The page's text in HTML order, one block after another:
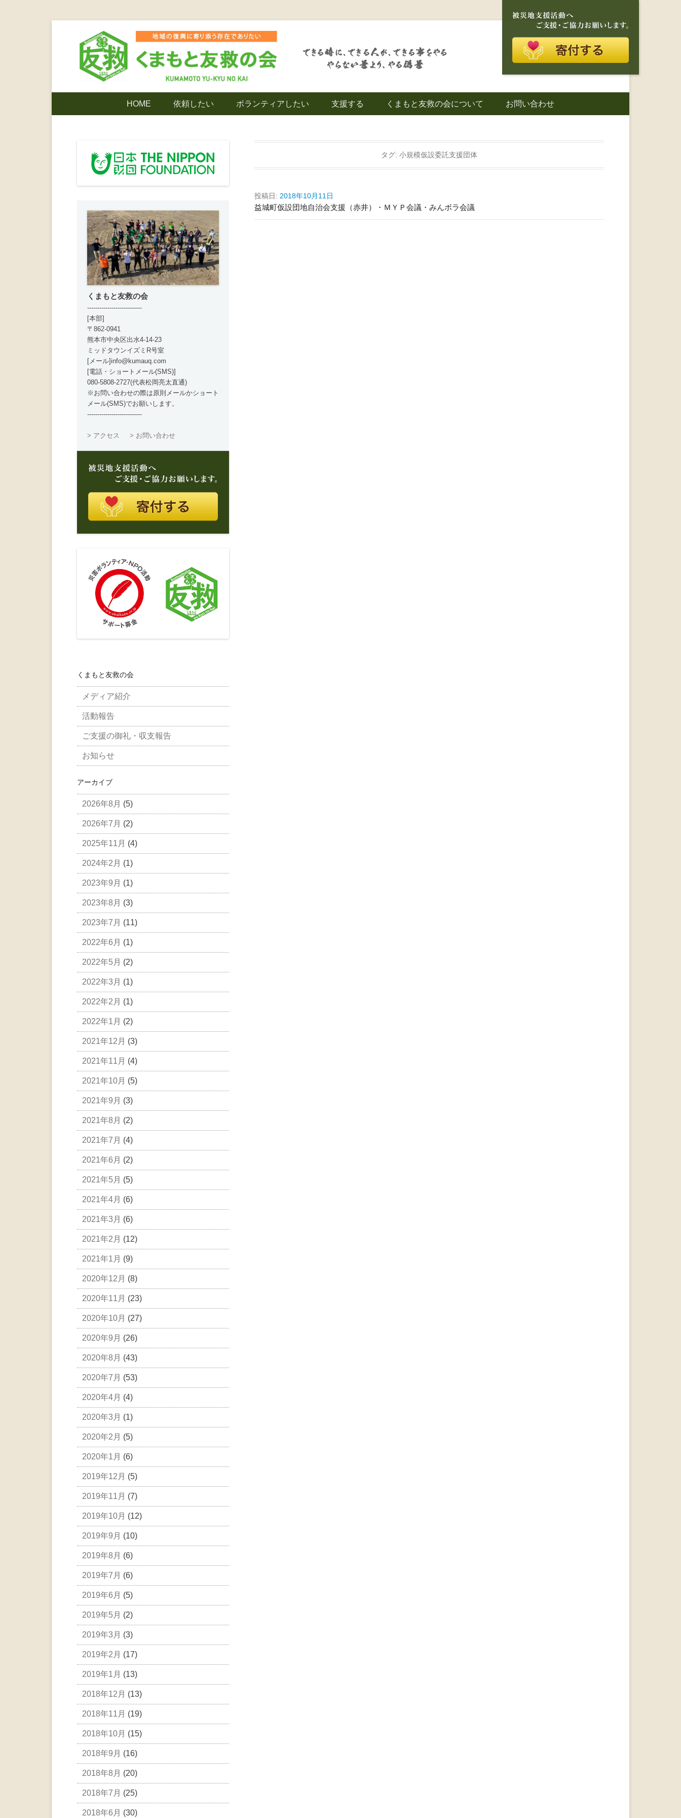
くまもと友救の会｜地域の復興に寄り添う存在
でありたい｜熊本県上益城郡益城町｜災害ボラ
ンティア
HOME 依頼したい ボランティアしたい 支援する くまもと友救の会について お問い合わせ
タグ: 小規模仮設委託支援団体
投稿日: 2018年10月11日
益城町仮設団地自治会支援（赤井）・ＭＹＰ会議・みんボラ会議
くまもと友救の会
---------------------------
[本部]
〒862-0941
熊本市中央区出水4-14-23
ミッドタウンイズミR号室
[メール]info@kumauq.com
[電話・ショートメール(SMS)]
080-5808-2727(代表松岡亮太直通)
※お問い合わせの際は原則メールかショート
メール(SMS)でお願いします。
---------------------------
> アクセス > お問い合わせ
くまもと友救の会
メディア紹介
活動報告
ご支援の御礼・収支報告
お知らせ
アーカイブ
2026年8月 (5)
2026年7月 (2)
2025年11月 (4)
2024年2月 (1)
2023年9月 (1)
2023年8月 (3)
2023年7月 (11)
2022年6月 (1)
2022年5月 (2)
2022年3月 (1)
2022年2月 (1)
2022年1月 (2)
2021年12月 (3)
2021年11月 (4)
2021年10月 (5)
2021年9月 (3)
2021年8月 (2)
2021年7月 (4)
2021年6月 (2)
2021年5月 (5)
2021年4月 (6)
2021年3月 (6)
2021年2月 (12)
2021年1月 (9)
2020年12月 (8)
2020年11月 (23)
2020年10月 (27)
2020年9月 (26)
2020年8月 (43)
2020年7月 (53)
2020年4月 (4)
2020年3月 (1)
2020年2月 (5)
2020年1月 (6)
2019年12月 (5)
2019年11月 (7)
2019年10月 (12)
2019年9月 (10)
2019年8月 (6)
2019年7月 (6)
2019年6月 (5)
2019年5月 (2)
2019年3月 (3)
2019年2月 (17)
2019年1月 (13)
2018年12月 (13)
2018年11月 (19)
2018年10月 (15)
2018年9月 (16)
2018年8月 (20)
2018年7月 (25)
2018年6月 (30)